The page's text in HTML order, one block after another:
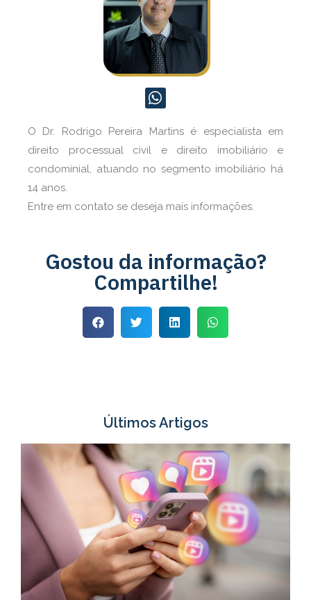
O Dr. Rodrigo Pereira Martins é especialista em
direito processual civil e direito imobiliário e
condominial, atuando no segmento imobiliário há
14 anos.
Entre em contato se deseja mais informações.
Gostou da informação?
Compartilhe!
Últimos Artigos